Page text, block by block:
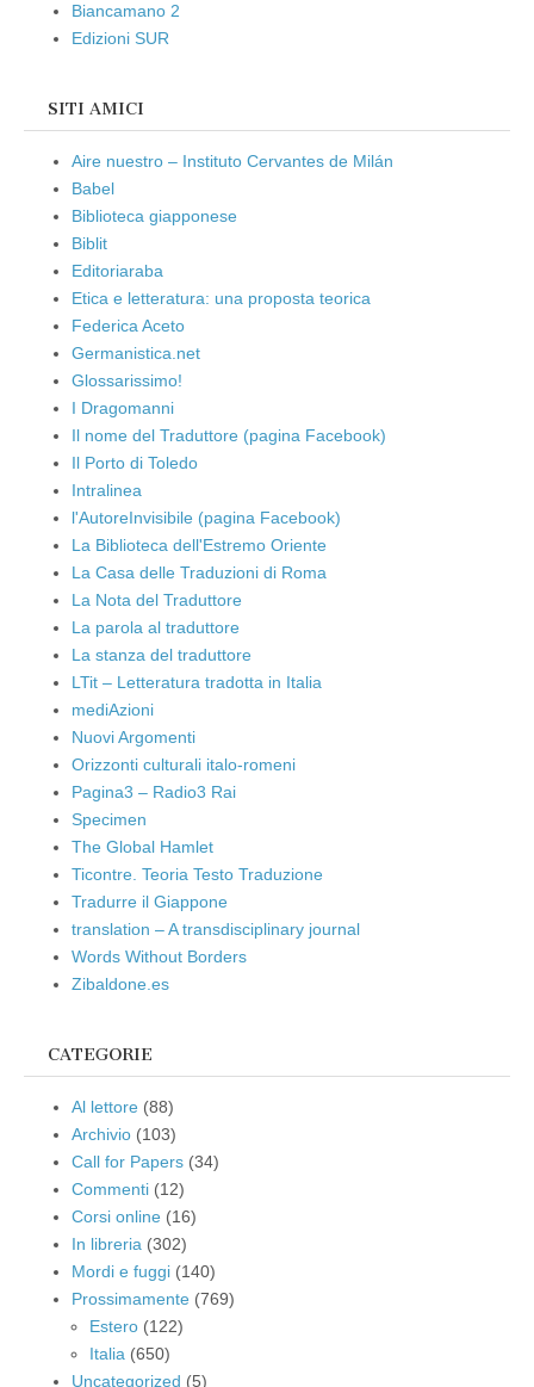
Biancamano 2
Edizioni SUR
SITI AMICI
Aire nuestro – Instituto Cervantes de Milán
Babel
Biblioteca giapponese
Biblit
Editoriaraba
Etica e letteratura: una proposta teorica
Federica Aceto
Germanistica.net
Glossarissimo!
I Dragomanni
Il nome del Traduttore (pagina Facebook)
Il Porto di Toledo
Intralinea
l'AutoreInvisibile (pagina Facebook)
La Biblioteca dell'Estremo Oriente
La Casa delle Traduzioni di Roma
La Nota del Traduttore
La parola al traduttore
La stanza del traduttore
LTit – Letteratura tradotta in Italia
mediAzioni
Nuovi Argomenti
Orizzonti culturali italo-romeni
Pagina3 – Radio3 Rai
Specimen
The Global Hamlet
Ticontre. Teoria Testo Traduzione
Tradurre il Giappone
translation – A transdisciplinary journal
Words Without Borders
Zibaldone.es
CATEGORIE
Al lettore (88)
Archivio (103)
Call for Papers (34)
Commenti (12)
Corsi online (16)
In libreria (302)
Mordi e fuggi (140)
Prossimamente (769)
Estero (122)
Italia (650)
Uncategorized (5)